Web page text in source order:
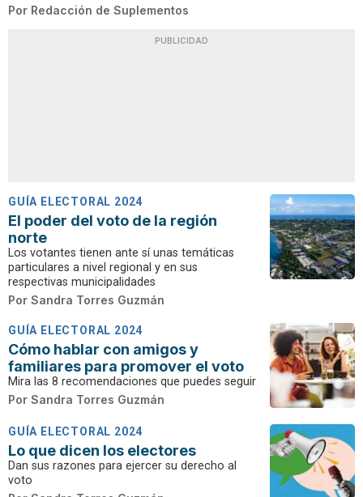
Por Redacción de Suplementos
PUBLICIDAD
GUÍA ELECTORAL 2024
El poder del voto de la región
norte
Los votantes tienen ante sí unas temáticas
particulares a nivel regional y en sus
respectivas municipalidades
Por Sandra Torres Guzmán
GUÍA ELECTORAL 2024
Cómo hablar con amigos y
familiares para promover el voto
Mira las 8 recomendaciones que puedes seguir
Por Sandra Torres Guzmán
GUÍA ELECTORAL 2024
Lo que dicen los electores
Dan sus razones para ejercer su derecho al
voto